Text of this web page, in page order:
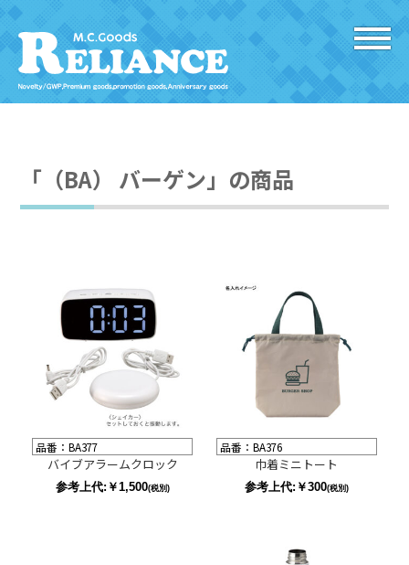
「（BA） バーゲン」の商品
品番：BA377
バイブアラームクロック
参考上代:￥1,500(税別)
品番：BA376
巾着ミニトート
参考上代:￥300(税別)